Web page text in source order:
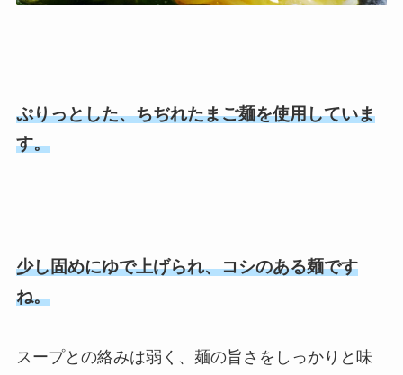
ぷりっとした、ちぢれたまご麺を使用していま
す。
少し固めにゆで上げられ、コシのある麺です
ね。
スープとの絡みは弱く、麺の旨さをしっかりと味